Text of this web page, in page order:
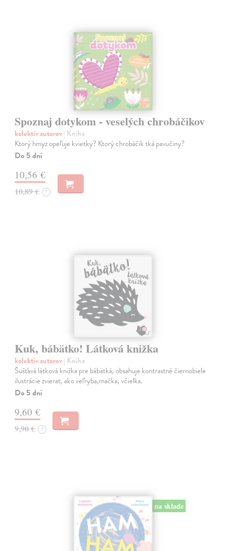
Spoznaj dotykom - veselých chrobáčikov
kolektív autorov| Kniha
Ktorý hmyz opeľuje kvietky? Ktorý chrobáčik tká pavučiny?
Do 5 dní
10,56 €
10,89 € ?
Kuk, bábätko! Látková knižka
kolektív autorov| Kniha
Šušťavá látková knižka pre bábätká, obsahuje kontrastné čiernobiele
ilustrácie zvierat, ako veľryba,mačka, včielka.
Do 5 dní
9,60 €
9,90 € ?
na sklade